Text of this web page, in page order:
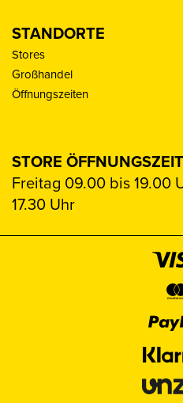
STANDORTE
Stores
Großhandel
Öffnungszeiten
STORE
Freitag 09.00 bis 19.00
17.30 Uhr